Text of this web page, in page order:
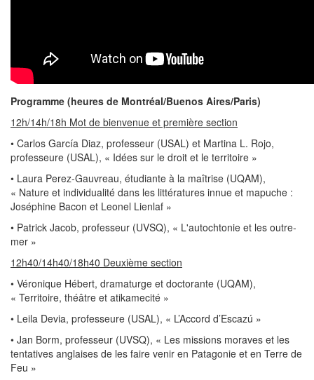
Programme (heures de Montréal/Buenos Aires/Paris)
12h/14h/18h Mot de bienvenue et première section
• Carlos García Diaz, professeur (USAL) et Martina L. Rojo,
professeure (USAL), « Idées sur le droit et le territoire »
• Laura Perez-Gauvreau, étudiante à la maîtrise (UQAM),
« Nature et individualité dans les littératures innue et mapuche :
Joséphine Bacon et Leonel Lienlaf »
• Patrick Jacob, professeur (UVSQ), « L'autochtonie et les outre-
mer »
12h40/14h40/18h40 Deuxième section
• Véronique Hébert, dramaturge et doctorante (UQAM),
« Territoire, théâtre et atikamecité »
• Leila Devia, professeure (USAL), « L’Accord d’Escazú »
• Jan Borm, professeur (UVSQ), « Les missions moraves et les
tentatives anglaises de les faire venir en Patagonie et en Terre de
Feu »